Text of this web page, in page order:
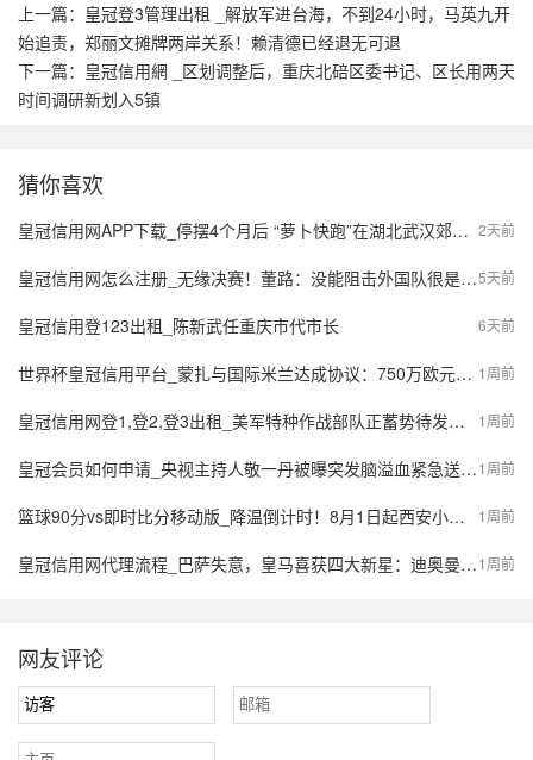
上一篇： 皇冠登3管理出租 _解放军进台海，不到24小时，马英九开
始追责，郑丽文摊牌两岸关系！赖清德已经退无可退
下一篇： 皇冠信用網 _区划调整后，重庆北碚区委书记、区长用两天
时间调研新划入5镇
猜你喜欢
2天前
皇冠信用网APP下载_停摆4个月后 “萝卜快跑”在湖北武汉郊区重新接单，多名本地用户发帖称重新叫到车
5天前
皇冠信用网怎么注册_无缘决赛！董路：没能阻击外国队很是自责，孩子们尽力了责任在我
6天前
皇冠信用登123出租_陈新武任重庆市代市长
1周前
世界杯皇冠信用平台_蒙扎与国际米兰达成协议：750万欧元签下阿金桑米罗，10%二转分成成亮点
1周前
皇冠信用网登1,登2,登3出租_美军特种作战部队正蓄势待发，派数千美军入境伊朗，强行夺取9吨铀浓缩？
1周前
皇冠会员如何申请_央视主持人敬一丹被曝突发脑溢血紧急送医，最新公众号置顶评论回应：不信谣，不传谣
1周前
篮球90分vs即时比分移动版_降温倒计时！8月1日起西安小到中雨，陕西局地大到暴雨，气象预报→
1周前
皇冠信用网代理流程_巴萨失意，皇马喜获四大新星：迪奥曼德、B席、库库雷利亚与邓弗里斯的转会内幕
网友评论